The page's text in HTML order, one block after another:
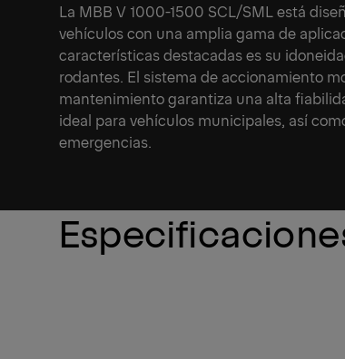
La MBB V 1000-1500 SCL/SML está
vehículos con una amplia gama de
características destacadas es su
rodantes. El sistema de accionamiento
mantenimiento garantiza una alta
ideal para vehículos municipales, así
emergencias.